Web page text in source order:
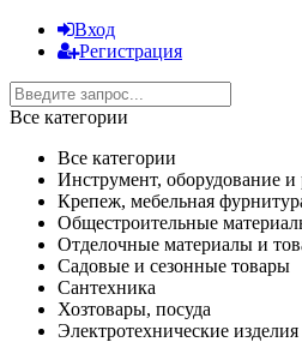
Вход
Регистрация
Все категории
Все категории
Инструмент, оборудование и
Крепеж, мебельная
Общестроительные
Отделочные материалы и
Садовые и сезонные товары
Сантехника
Хозтовары, посуда
Электротехнические изделия